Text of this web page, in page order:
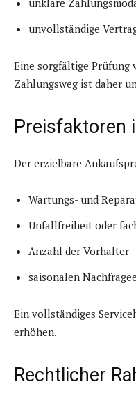
unklare
unvollständige
Eine sorgfältige Prüfung
Zahlungsweg ist daher
Preisfaktoren
Der erzielbare
Wartungs- und
Unfallfreiheit oder
Anzahl der Vorhalter
saisonalen
Ein vollständiges
erhöhen.
Rechtlicher